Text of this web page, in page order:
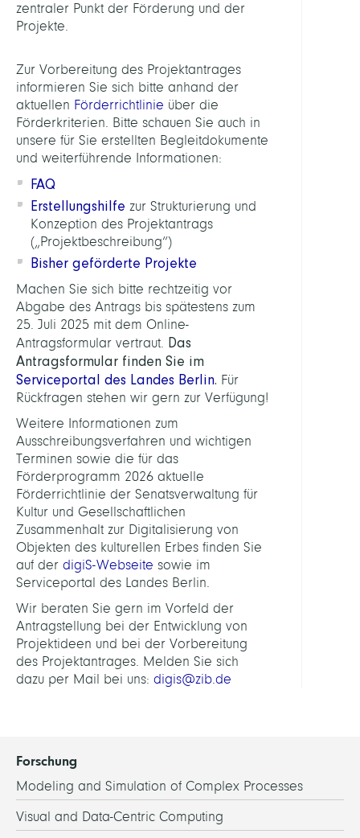
zentraler Punkt der Förderung und der
Projekte.
Zur Vorbereitung des Projektantrages
informieren Sie sich bitte anhand der
aktuellen Förderrichtlinie über die
Förderkriterien. Bitte schauen Sie auch in
unsere für Sie erstellten Begleitdokumente
und weiterführende Informationen:
FAQ
Erstellungshilfe zur Strukturierung und
Konzeption des Projektantrags
(„Projektbeschreibung“)
Bisher geförderte Projekte
Machen Sie sich bitte rechtzeitig vor
Abgabe des Antrags bis spätestens zum
25. Juli 2025 mit dem Online-
Antragsformular vertraut. Das
Antragsformular finden Sie im
Serviceportal des Landes Berlin. Für
Rückfragen stehen wir gern zur Verfügung!
Weitere Informationen zum
Ausschreibungsverfahren und wichtigen
Terminen sowie die für das
Förderprogramm 2026 aktuelle
Förderrichtlinie der Senatsverwaltung für
Kultur und Gesellschaftlichen
Zusammenhalt zur Digitalisierung von
Objekten des kulturellen Erbes finden Sie
auf der digiS-Webseite sowie im
Serviceportal des Landes Berlin.
Wir beraten Sie gern im Vorfeld der
Antragstellung bei der Entwicklung von
Projektideen und bei der Vorbereitung
des Projektantrages. Melden Sie sich
dazu per Mail bei uns: digis@zib.de
Forschung
Modeling and Simulation of Complex Processes
Visual and Data-Centric Computing